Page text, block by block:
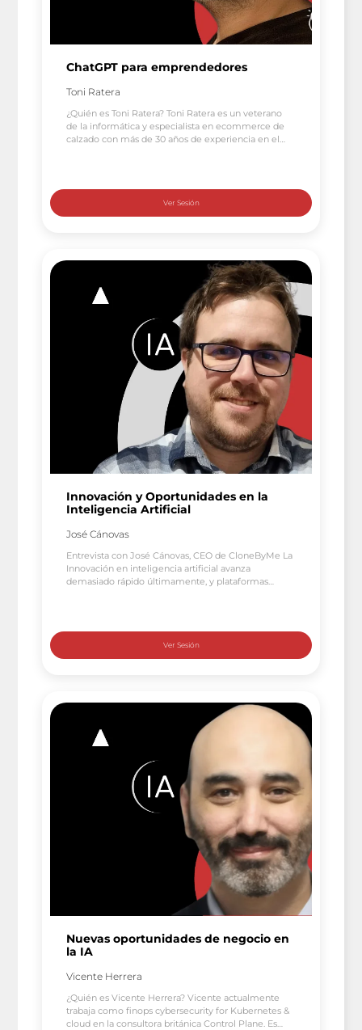
ChatGPT para emprendedores
Toni Ratera
¿Quién es Toni Ratera? Toni Ratera es un veterano
de la informática y especialista en ecommerce de
calzado con más de 30 años de experiencia en el
en […]
Innovación y Oportunidades en la
Inteligencia Artificial
José Cánovas
Entrevista con José Cánovas, CEO de CloneByMe La
Innovación en inteligencia artificial avanza
demasiado rápido últimamente, y plataformas
Asistentes de IA o Copilotos Avatarizados en
nuestros proyectos, websites o plataformas. Apoyo a
Emprendedores y Profesionales Recientemente,
Nuevas oportunidades de negocio en
la IA
Vicente Herrera
¿Quién es Vicente Herrera? Vicente actualmente
trabaja como finops cybersecurity for Kubernetes &
cloud en la consultora británica Control Plane. Es